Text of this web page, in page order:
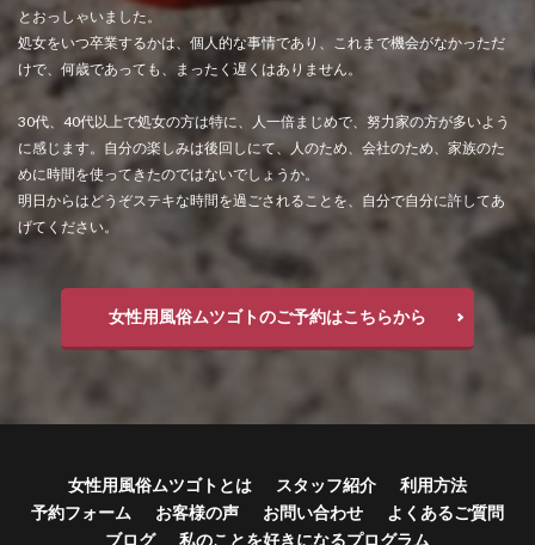
とおっしゃいました。
処女をいつ卒業するかは、個人的な事情であり、これまで機会がなかっただ
けで、何歳であっても、まったく遅くはありません。
30代、40代以上で処女の方は特に、人一倍まじめで、努力家の方が多いよう
に感じます。自分の楽しみは後回しにて、人のため、会社のため、家族のた
めに時間を使ってきたのではないでしょうか。
明日からはどうぞステキな時間を過ごされることを、自分で自分に許してあ
げてください。
女性用風俗ムツゴトのご予約はこちらから
女性用風俗ムツゴトとは スタッフ紹介
利用方法
予約フォーム
お客様の声 お問い合わせ
よくあるご質問
ブログ
私のことを好きになるプログラム